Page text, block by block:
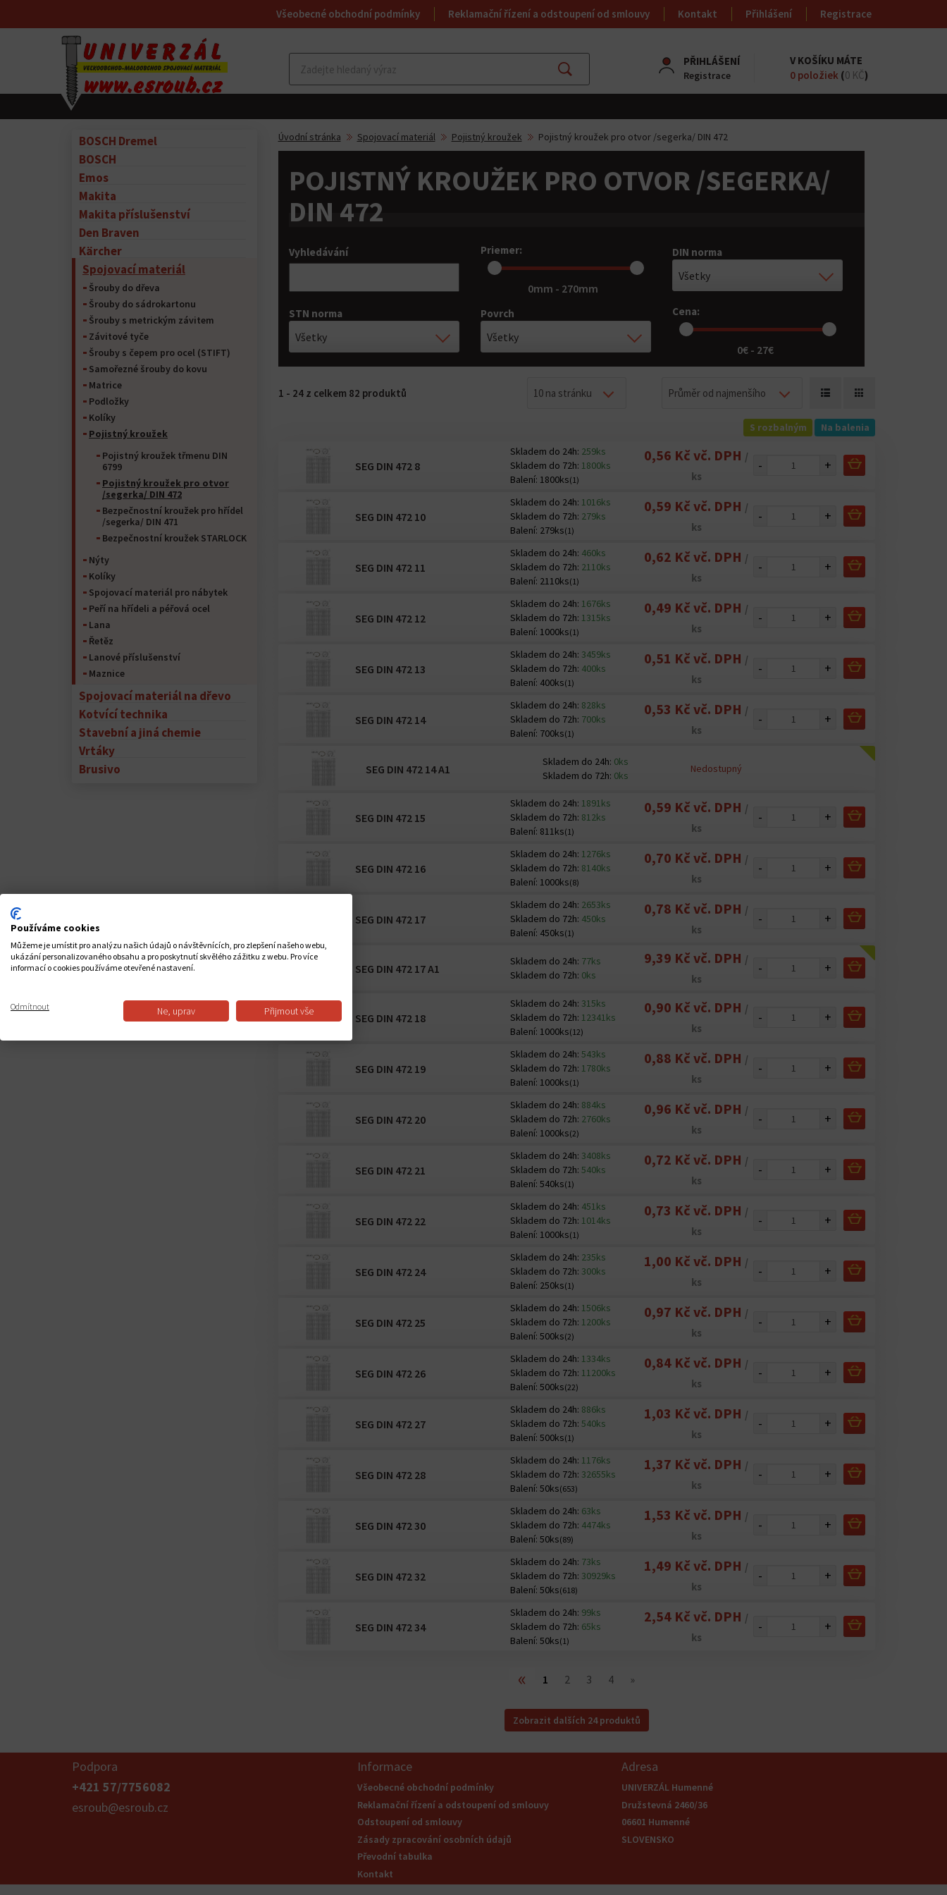
Všeobecné obchodní podmínky Reklamační řízení a odstoupení od smlouvy Kontakt Přihlášení Registrace
Najít
PŘIHLÁŠENÍ
Registrace
V KOŠÍKU MÁTE
0 položiek (0 KČ)
BOSCH Dremel
BOSCH
Emos
Makita
Makita příslušenství
Den Braven
Kärcher
Spojovací materiál
Šrouby do dřeva
Šrouby do sádrokartonu
Šrouby s metrickým závitem
Závitové tyče
Šrouby s čepem pro ocel (STIFT)
Samořezné šrouby do kovu
Matrice
Podložky
Kolíky
Pojistný kroužek
Pojistný kroužek třmenu DIN
6799
Pojistný kroužek pro otvor
/segerka/ DIN 472
Bezpečnostní kroužek pro hřídel
/segerka/ DIN 471
Bezpečnostní kroužek STARLOCK
Nýty
Kolíky
Spojovací materiál pro nábytek
Peří na hřídeli a péřová ocel
Lana
Řetěz
Lanové příslušenství
Maznice
Spojovací materiál na dřevo
Kotvící technika
Stavební a jiná chemie
Vrtáky
Brusivo
Úvodní stránka Spojovací materiál Pojistný kroužek Pojistný kroužek pro otvor /segerka/ DIN 472
POJISTNÝ KROUŽEK PRO OTVOR /SEGERKA/
DIN 472
Vyhledávání Priemer:
0mm - 270mm
DIN norma
Všetky
STN norma
Všetky
Povrch
Všetky
Cena:
0€ - 27€
1 - 24 z celkem 82 produktů 10 na stránku Průměr od najmenšího
S rozbalným Na balenia
SEG DIN 472 8
Skladem do 24h: 259ks
Skladem do 72h: 1800ks
Balení: 1800ks(1)
0,56 Kč vč. DPH /
ks
- +
SEG DIN 472 10
Skladem do 24h: 1016ks
Skladem do 72h: 279ks
Balení: 279ks(1)
0,59 Kč vč. DPH /
ks
- +
SEG DIN 472 11
Skladem do 24h: 460ks
Skladem do 72h: 2110ks
Balení: 2110ks(1)
0,62 Kč vč. DPH /
ks
- +
SEG DIN 472 12
Skladem do 24h: 1676ks
Skladem do 72h: 1315ks
Balení: 1000ks(1)
0,49 Kč vč. DPH /
ks
- +
SEG DIN 472 13
Skladem do 24h: 3459ks
Skladem do 72h: 400ks
Balení: 400ks(1)
0,51 Kč vč. DPH /
ks
- +
SEG DIN 472 14
Skladem do 24h: 828ks
Skladem do 72h: 700ks
Balení: 700ks(1)
0,53 Kč vč. DPH /
ks
- +
SEG DIN 472 14 A1
Skladem do 24h: 0ks
Skladem do 72h: 0ks
Nedostupný
SEG DIN 472 15
Skladem do 24h: 1891ks
Skladem do 72h: 812ks
Balení: 811ks(1)
0,59 Kč vč. DPH /
ks
- +
SEG DIN 472 16
Skladem do 24h: 1276ks
Skladem do 72h: 8140ks
Balení: 1000ks(8)
0,70 Kč vč. DPH /
ks
- +
SEG DIN 472 17
Skladem do 24h: 2653ks
Skladem do 72h: 450ks
Balení: 450ks(1)
0,78 Kč vč. DPH /
ks
- +
SEG DIN 472 17 A1
Skladem do 24h: 77ks
Skladem do 72h: 0ks
9,39 Kč vč. DPH /
ks
- +
SEG DIN 472 18
Skladem do 24h: 315ks
Skladem do 72h: 12341ks
Balení: 1000ks(12)
0,90 Kč vč. DPH /
ks
- +
SEG DIN 472 19
Skladem do 24h: 543ks
Skladem do 72h: 1780ks
Balení: 1000ks(1)
0,88 Kč vč. DPH /
ks
- +
SEG DIN 472 20
Skladem do 24h: 884ks
Skladem do 72h: 2760ks
Balení: 1000ks(2)
0,96 Kč vč. DPH /
ks
- +
SEG DIN 472 21
Skladem do 24h: 3408ks
Skladem do 72h: 540ks
Balení: 540ks(1)
0,72 Kč vč. DPH /
ks
- +
SEG DIN 472 22
Skladem do 24h: 451ks
Skladem do 72h: 1014ks
Balení: 1000ks(1)
0,73 Kč vč. DPH /
ks
- +
SEG DIN 472 24
Skladem do 24h: 235ks
Skladem do 72h: 300ks
Balení: 250ks(1)
1,00 Kč vč. DPH /
ks
- +
SEG DIN 472 25
Skladem do 24h: 1506ks
Skladem do 72h: 1200ks
Balení: 500ks(2)
0,97 Kč vč. DPH /
ks
- +
SEG DIN 472 26
Skladem do 24h: 1334ks
Skladem do 72h: 11200ks
Balení: 500ks(22)
0,84 Kč vč. DPH /
ks
- +
SEG DIN 472 27
Skladem do 24h: 886ks
Skladem do 72h: 540ks
Balení: 500ks(1)
1,03 Kč vč. DPH /
ks
- +
SEG DIN 472 28
Skladem do 24h: 1176ks
Skladem do 72h: 32655ks
Balení: 50ks(653)
1,37 Kč vč. DPH /
ks
- +
SEG DIN 472 30
Skladem do 24h: 63ks
Skladem do 72h: 4474ks
Balení: 50ks(89)
1,53 Kč vč. DPH /
ks
- +
SEG DIN 472 32
Skladem do 24h: 73ks
Skladem do 72h: 30929ks
Balení: 50ks(618)
1,49 Kč vč. DPH /
ks
- +
SEG DIN 472 34
Skladem do 24h: 99ks
Skladem do 72h: 65ks
Balení: 50ks(1)
2,54 Kč vč. DPH /
ks
- +
« 1 2 3 4 »
Zobrazit dalších 24 produktů
Podpora
+421 57/7756082
esroub@esroub.cz
Informace
Všeobecné obchodní podmínky
Reklamační řízení a odstoupení od smlouvy
Odstoupení od smlouvy
Zásady zpracování osobních údajů
Převodní tabulka
Kontakt
Adresa
UNIVERZÁL Humenné
Družstevná 2460/36
06601 Humenné
SLOVENSKO
Používáme cookies
Můžeme je umístit pro analýzu našich údajů o návštěvnících, pro zlepšení našeho webu,
ukázání personalizovaného obsahu a pro poskytnutí skvělého zážitku z webu. Pro více
informací o cookies používáme otevřené nastavení.
Odmítnout Ne, uprav Přijmout vše